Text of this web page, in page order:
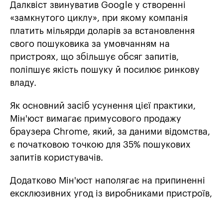
Далквіст звинуватив Google у створенні
«замкнутого циклу», при якому компанія
платить мільярди доларів за встановлення
свого пошуковика за умовчанням на
пристроях, що збільшує обсяг запитів,
поліпшує якість пошуку й посилює ринкову
владу.
Як основний засіб усунення цієї практики,
Мін'юст вимагає примусового продажу
браузера Chrome, який, за даними відомства,
є початковою точкою для 35% пошукових
запитів користувачів.
Додатково Мін'юст наполягає на припиненні
ексклюзивних угод із виробниками пристроїв,